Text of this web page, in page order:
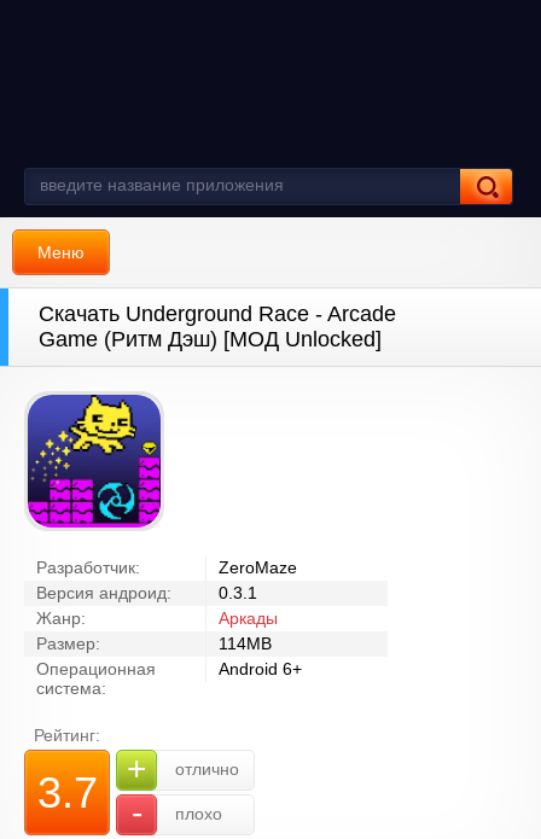
Меню
Скачать Underground Race - Arcade
Game (Ритм Дэш) [МОД Unlocked]
Разработчик:
ZeroMaze
Версия андроид:
0.3.1
Жанр:
Аркады
Размер:
114MB
Операционная
система:
Android 6+
Рейтинг:
3.7 + отлично
-
плохо